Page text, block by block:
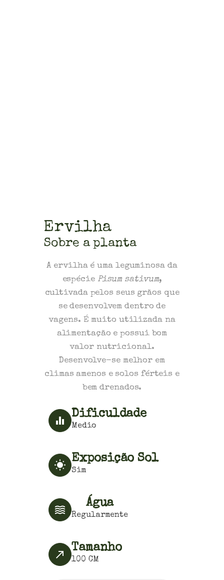
Ervilha
Sobre a planta
A ervilha é uma leguminosa da
espécie Pisum sativum,
cultivada pelos seus grãos que
se desenvolvem dentro de
vagens. É muito utilizada na
alimentação e possui bom
valor nutricional.
Desenvolve-se melhor em
climas amenos e solos férteis e
bem drenados.
Dificuldade
Medio
Exposição Sol
Sim
Água
Regularmente
Tamanho
100 CM